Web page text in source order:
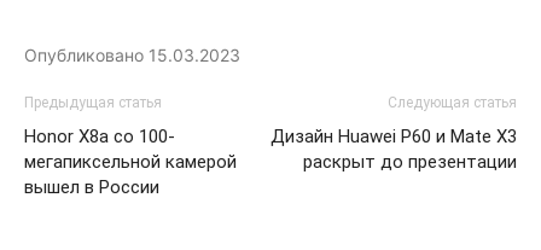
Опубликовано 15.03.2023
Предыдущая статья
Honor X8a со 100-
мегапиксельной камерой
вышел в России
Следующая статья
Дизайн Huawei P60 и Mate X3
раскрыт до презентации